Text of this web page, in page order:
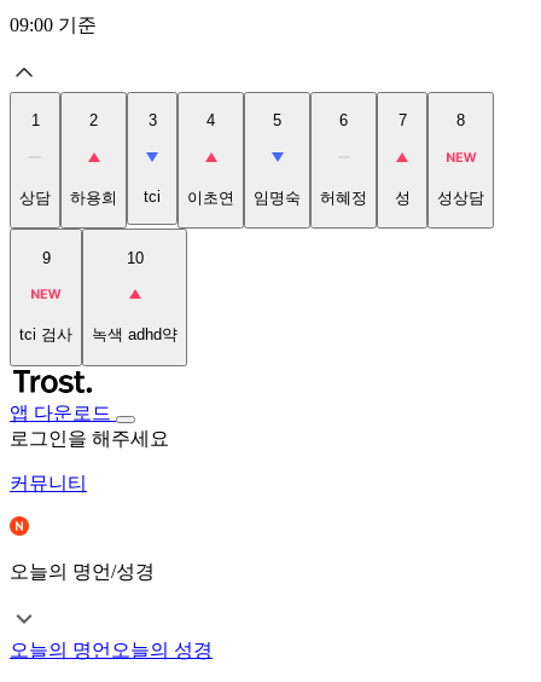
09:00 기준
1
상담
2
하용희
3
tci
4
이초연
5
임명숙
6
허혜정
7
성
8
성상담
9
tci 검사
10
녹색 adhd약
앱 다운로드
로그인을 해주세요
커뮤니티
오늘의 명언/성경
오늘의 명언 오늘의 성경